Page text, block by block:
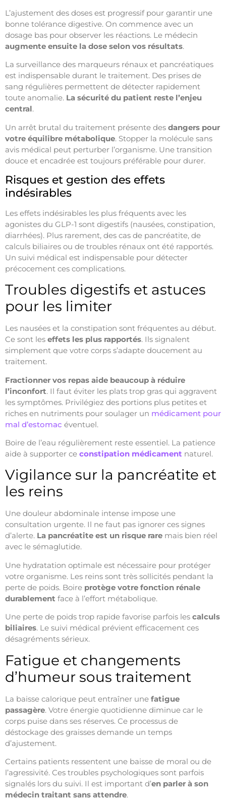
L’ajustement des doses est progressif pour garantir une
bonne tolérance digestive. On commence avec un
dosage bas pour observer les réactions. Le médecin
augmente ensuite la dose selon vos résultats.
La surveillance des marqueurs rénaux et pancréatiques
est indispensable durant le traitement. Des prises de
sang régulières permettent de détecter rapidement
toute anomalie. La sécurité du patient reste l’enjeu
central.
Un arrêt brutal du traitement présente des dangers pour
votre équilibre métabolique. Stopper la molécule sans
avis médical peut perturber l’organisme. Une transition
douce et encadrée est toujours préférable pour durer.
Risques et gestion des effets
indésirables
Les effets indésirables les plus fréquents avec les
agonistes du GLP-1 sont digestifs (nausées, constipation,
diarrhées). Plus rarement, des cas de pancréatite, de
calculs biliaires ou de troubles rénaux ont été rapportés.
Un suivi médical est indispensable pour détecter
précocement ces complications.
Troubles digestifs et astuces
pour les limiter
Les nausées et la constipation sont fréquentes au début.
Ce sont les effets les plus rapportés. Ils signalent
simplement que votre corps s’adapte doucement au
traitement.
Fractionner vos repas aide beaucoup à réduire
l’inconfort. Il faut éviter les plats trop gras qui aggravent
les symptômes. Privilégiez des portions plus petites et
riches en nutriments pour soulager un médicament pour
mal d’estomac éventuel.
Boire de l’eau régulièrement reste essentiel. La patience
aide à supporter ce constipation médicament naturel.
Vigilance sur la pancréatite et
les reins
Une douleur abdominale intense impose une
consultation urgente. Il ne faut pas ignorer ces signes
d’alerte. La pancréatite est un risque rare mais bien réel
avec le sémaglutide.
Une hydratation optimale est nécessaire pour protéger
votre organisme. Les reins sont très sollicités pendant la
perte de poids. Boire protège votre fonction rénale
durablement face à l’effort métabolique.
Une perte de poids trop rapide favorise parfois les calculs
biliaires. Le suivi médical prévient efficacement ces
désagréments sérieux.
Fatigue et changements
d’humeur sous traitement
La baisse calorique peut entraîner une fatigue
passagère. Votre énergie quotidienne diminue car le
corps puise dans ses réserves. Ce processus de
déstockage des graisses demande un temps
d’ajustement.
Certains patients ressentent une baisse de moral ou de
l’agressivité. Ces troubles psychologiques sont parfois
signalés lors du suivi. Il est important d’en parler à son
médecin traitant sans attendre.